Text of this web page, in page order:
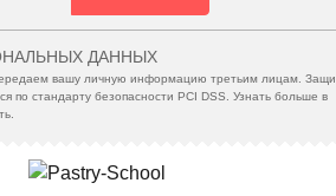
ДАННЫХ
вашу личную информацию третьим лицам.
по стандарту безопасности PCI DSS. Узнать больше в